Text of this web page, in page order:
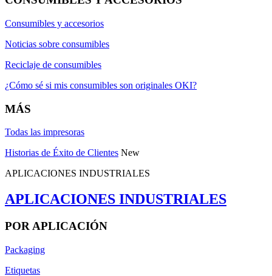
Consumibles y accesorios
Noticias sobre consumibles
Reciclaje de consumibles
¿Cómo sé si mis consumibles son originales OKI?
MÁS
Todas las impresoras
Historias de Éxito de Clientes New
APLICACIONES INDUSTRIALES
APLICACIONES INDUSTRIALES
POR APLICACIÓN
Packaging
Etiquetas